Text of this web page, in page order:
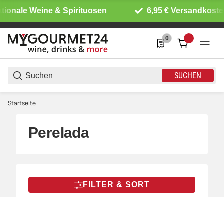
Weine & Spirituosen 6,95 €
SUCHEN
0
0 Produkte in der
Startseite
Perelada
FILTER & SORT